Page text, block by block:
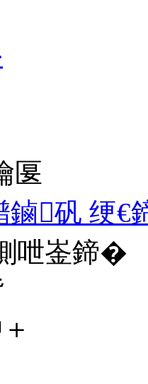
匽
鏀矾 绠
呭崟鍗�